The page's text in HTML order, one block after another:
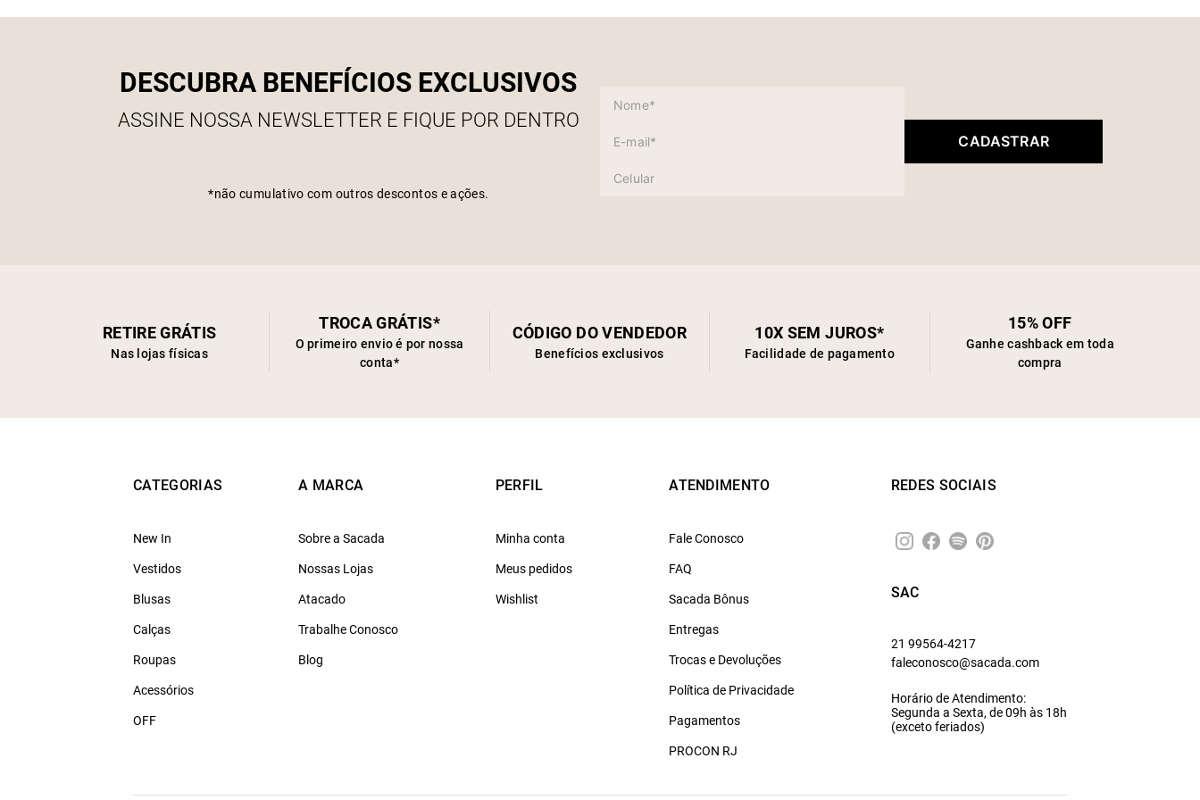
DESCUBRA BENEFÍCIOS EXCLUSIVOS
ASSINE NOSSA NEWSLETTER E FIQUE POR DENTRO
*não cumulativo com outros descontos e ações.
CADASTRAR
RETIRE GRÁTIS
Nas lojas físicas
TROCA GRÁTIS*
O primeiro envio é por nossa
conta*
CÓDIGO DO VENDEDOR
Benefícios exclusivos
10X SEM JUROS*
Facilidade de pagamento
15% OFF
Ganhe cashback em toda
compra
CATEGORIAS
New In
Vestidos
Blusas
Calças
Roupas
Acessórios
OFF
A MARCA
Sobre a Sacada
Nossas Lojas
Atacado
Trabalhe Conosco
Blog
PERFIL
Minha conta
Meus pedidos
Wishlist
ATENDIMENTO
Fale Conosco
FAQ
Sacada Bônus
Entregas
Trocas e Devoluções
Política de Privacidade
Pagamentos
PROCON RJ
REDES SOCIAIS
SAC
21 99564-4217
faleconosco@sacada.com
Horário de Atendimento:
Segunda a Sexta, de 09h às 18h
(exceto feriados)